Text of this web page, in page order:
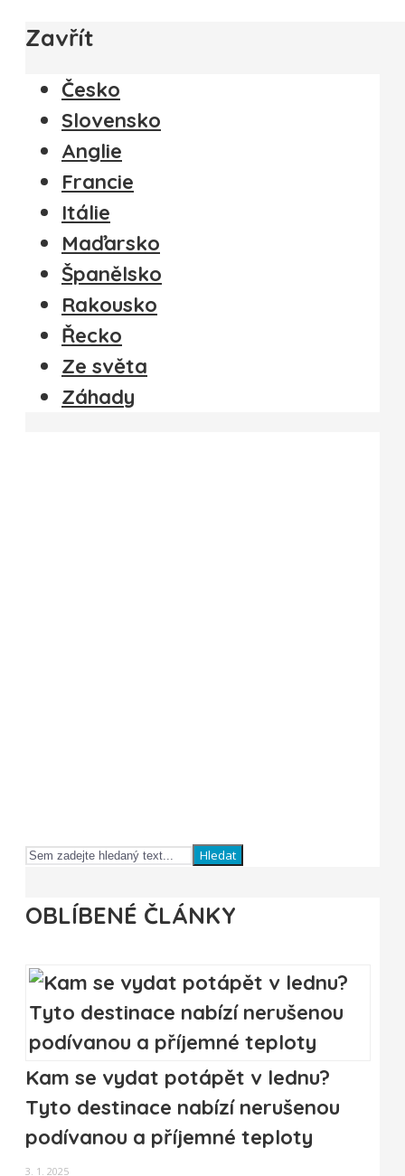
Zavřít
Česko
Slovensko
Anglie
Francie
Itálie
Maďarsko
Španělsko
Rakousko
Řecko
Ze světa
Záhady
Hledat
OBLÍBENÉ ČLÁNKY
Kam se vydat potápět v lednu?
Tyto destinace nabízí nerušenou
podívanou a příjemné teploty
3. 1. 2025